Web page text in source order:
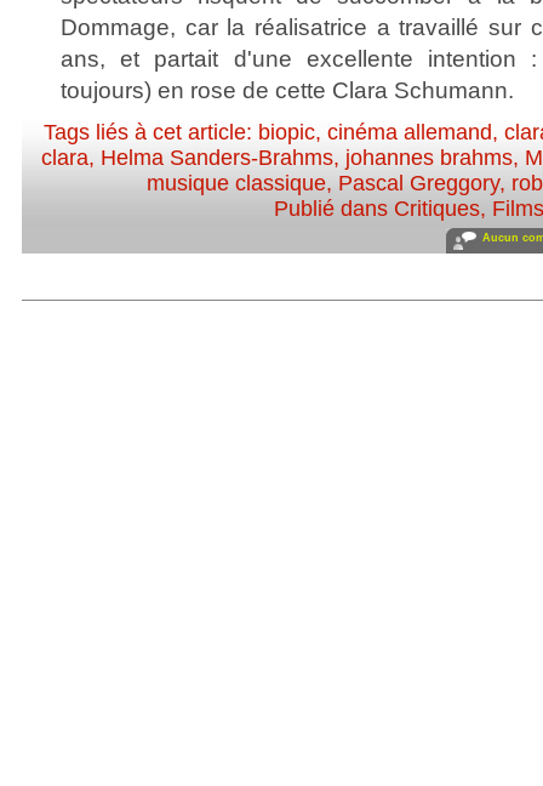
Dommage, car la réalisatrice a travaillé sur
ans, et partait d'une excellente intention
toujours) en rose de cette Clara Schumann.
Tags liés à cet article: biopic,cinéma allemand,
clara, Helma Sanders-Brahms, johannes brahms,
musique classique, Pascal Greggory,
Publié dans Critiques,
Aucun